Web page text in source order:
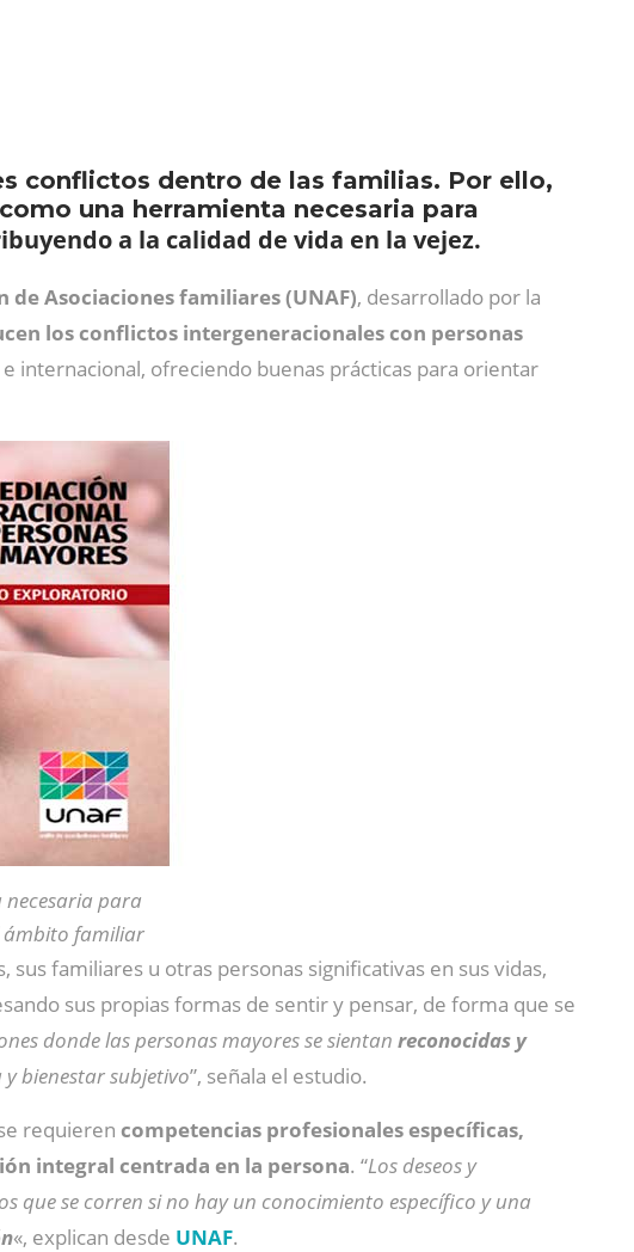
conflictos dentro de las familias. Por ello,
una herramienta necesaria para
a la calidad de vida en la vejez.
de Asociaciones familiares (UNAF), desarrollado por la
los conflictos intergeneracionales con personas
internacional, ofreciendo buenas prácticas para orientar
para
ámbito familiar
familiares u otras personas significativas en sus vidas,
sus propias formas de sentir y pensar, de forma que se
donde las personas mayores se sientan reconocidas y
bienestar subjetivo”, señala el estudio.
requieren competencias profesionales específicas,
integral centrada en la persona. “Los deseos y
que se corren si no hay un conocimiento específico y una
«, explican desde UNAF.